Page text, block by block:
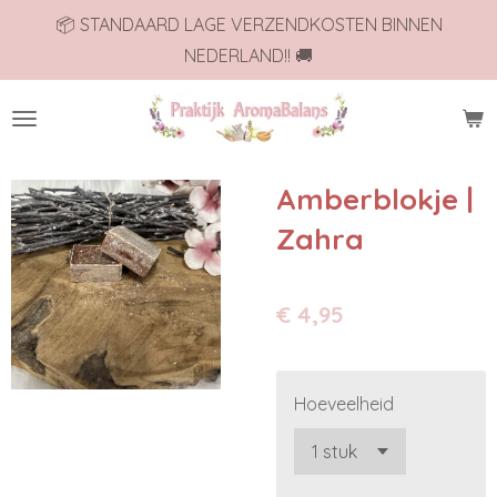
de
📦 STANDAARD LAGE VERZENDKOSTEN BINNEN
NEDERLAND!! 🚚
Amberblokje |
Zahra
€ 4,95
Hoeveelheid